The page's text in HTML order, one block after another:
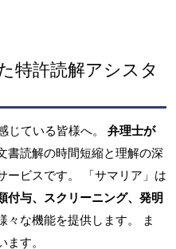
特許読解アシスタ
じている皆様へ。 弁理士が
書読解の時間短縮と理解の深
ービスです。 「サマリア」は
付与、スクリーニング、発明
々な機能を提供します。 ま
す。